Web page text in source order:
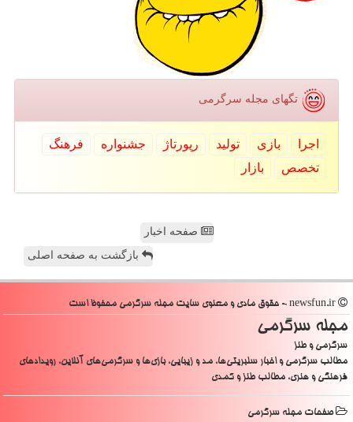
تگهای مجله سرگرمی
اجرا بازی تولید رپورتاژ جشنواره
فرهنگ
تخصص
بازار
صفحه اخبار
بازگشت به صفحه اصلی
مجله سرگرمی
سرگرمی و طنز
مطالب سرگرمی و اخبار سلبریتی‌ها، مد و زیبایی، بازی‌ها و سرگرمی‌های آنلاین، رویدادهای
فرهنگی و هنری، مطالب طنز و کمدی
صفحات مجله سرگرمی